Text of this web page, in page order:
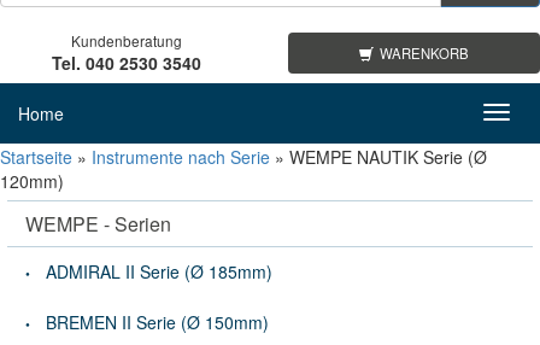
Kundenberatung
Tel. 040 2530 3540 WARENKORB
Home
Startseite » Instrumente nach Serie » WEMPE NAUTIK Serie (Ø
120mm)
WEMPE - Serien
ADMIRAL II Serie (Ø 185mm)
BREMEN II Serie (Ø 150mm)